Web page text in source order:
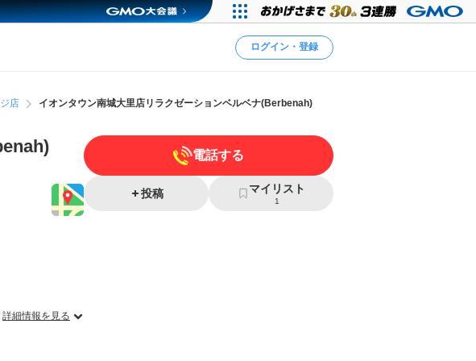
ログイン・登録
店 イオンタウン南城大里店リラクゼーションベルベナ(Berbenah)
詳細情報を見る
電話する
投稿 マイリスト
1